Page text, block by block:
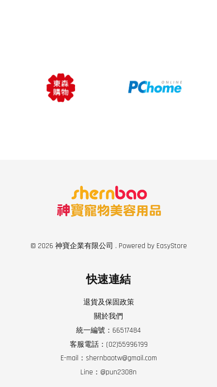
© 2026 神寶企業有限公司 . Powered by EasyStore
快速連結
退貨及保固政策
關於我們
統一編號：66517484
客服電話：(02)55996199
E-mail：shernbaotw@gmail.com
Line：@pun2308n